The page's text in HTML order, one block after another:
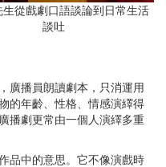
生從戲劇口語談論到日常生活
談吐
廣播員朗讀劇本，只消運用
的年齡、性格、情感演繹得
播劇更常由一個人演繹多重
品中的意思。它不像演戲時